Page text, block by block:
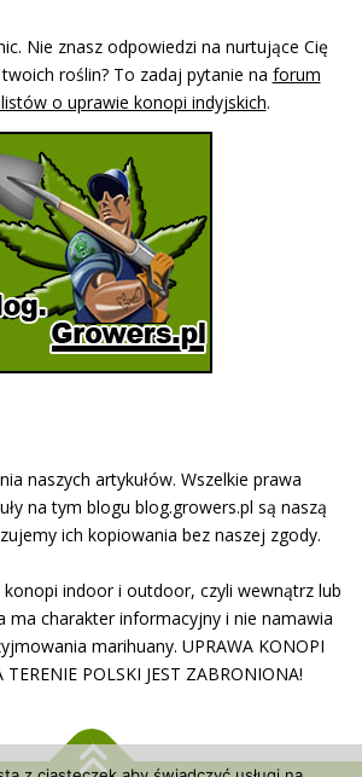
Nie znasz odpowiedzi na nurtujące Cię
roślin? To zadaj pytanie na forum
o uprawie konopi indyjskich.
naszych artykułów. Wszelkie prawa
na tym blogu blog.growers.pl są naszą
ich kopiowania bez naszej zgody.
indoor i outdoor, czyli wewnątrz lub
ma charakter informacyjny i nie namawia
marihuany. UPRAWA KONOPI
TERENIE POLSKI JEST ZABRONIONA!